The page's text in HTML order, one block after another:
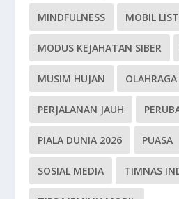
MINDFULNESS MOBIL
MODUS KEJAHATAN SIBER
MUSIM HUJAN
PERJALANAN JAUH
PIALA DUNIA 2026 PUASA
SOSIAL MEDIA TIMNAS